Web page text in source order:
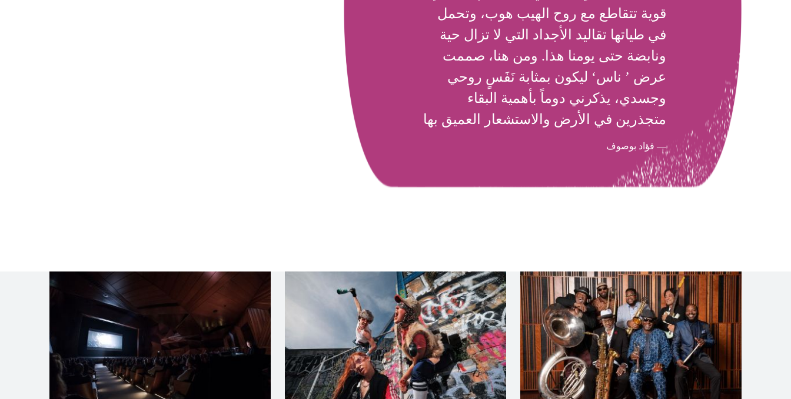
قوية تتقاطع مع روح الهيب هوب، وتحمل
في طياتها تقاليد الأجداد التي لا تزال حية
ونابضة حتى يومنا هذا. ومن هنا، صممت
عرض ’ ناس‘ ليكون بمثابة نَفَسٍ روحي
وجسدي، يذكرني دوماً بأهمية البقاء
متجذرين في الأرض والاستشعار العميق بها
فؤاد بوصوف